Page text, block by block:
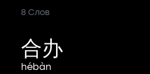
8 Слов
合办
hébàn